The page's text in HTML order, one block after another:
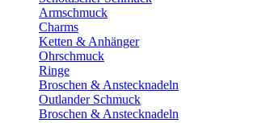
Armschmuck
Charms
Ketten & Anhänger
Ohrschmuck
Ringe
Broschen & Anstecknadeln
Outlander Schmuck
Broschen & Anstecknadeln